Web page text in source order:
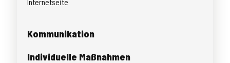
Kommunikation
Individuelle Maßnahmen